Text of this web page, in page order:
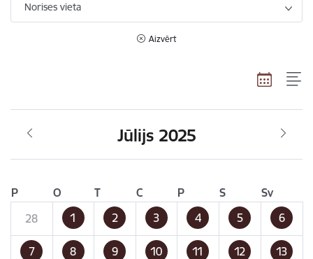
Norises vieta
Aizvērt
Jūlijs 2025
P O T C P S
Sv
28
1 2 3 4 5 6
7 8 9 10 11 12 13